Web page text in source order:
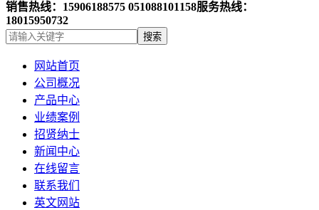
销售热线：15906188575 051088101158服务热线：
18015950732
网站首页
公司概况
产品中心
业绩案例
招贤纳士
新闻中心
在线留言
联系我们
英文网站